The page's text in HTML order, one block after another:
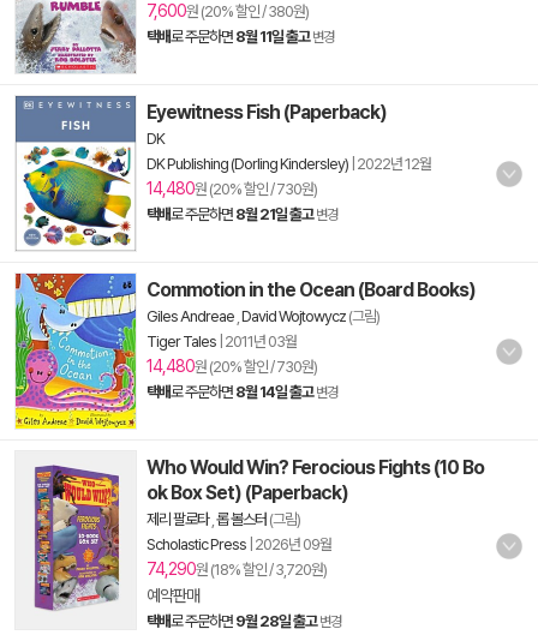
7,600원 (20% 할인 / 380원)
택배로 주문하면 8월 11일 출고 변경
Eyewitness Fish (Paperback)
DK
DK Publishing (Dorling Kindersley) 2022년 12월
14,480원 (20% 할인 / 730원)
택배로 주문하면 8월 21일 출고 변경
Commotion in the Ocean (Board Books)
Giles Andreae David Wojtowycz (그림)
Tiger Tales 2011년 03월
14,480원 (20% 할인 / 730원)
택배로 주문하면 8월 14일 출고 변경
Who Would Win? Ferocious Fights (10 Bo
ok Box Set) (Paperback)
제리 팔로타, 롭 볼스터 (그림)
Scholastic Press 2026년 09월
74,290원 (18% 할인 / 3,720원)
예약판매
택배로 주문하면 9월 28일 출고 변경